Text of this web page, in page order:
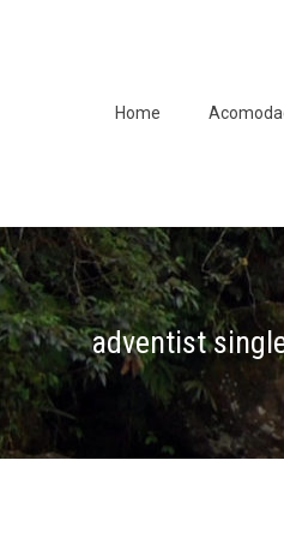
Home
adventist